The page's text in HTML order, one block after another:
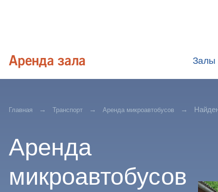
Залы
Главная Транспорт Аренда микроавтобусов
Аренда
микроавтобусов